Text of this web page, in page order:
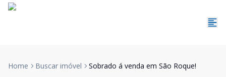
Home Buscar imóvel Sobrado á venda em São Roque!